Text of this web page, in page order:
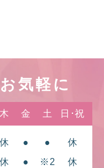
気軽に
木 金 土 日･祝
休 ● ●
休
休 ● ※2 休